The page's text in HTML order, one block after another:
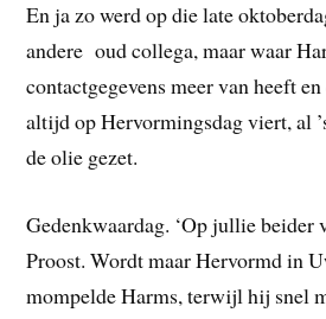
En ja zo werd op die late
andere oud collega, maar waar
contactgegevens meer van heeft
altijd op Hervormingsdag viert, al
de olie gezet.
Gedenkwaardag. ‘Op jullie beider
Proost. Wordt maar Hervormd in
mompelde Harms, terwijl hij snel